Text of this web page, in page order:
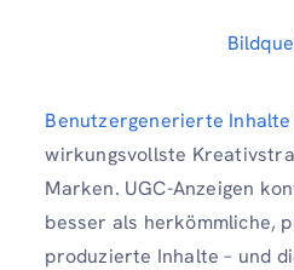
Benutzergenerierte Inhalte
wirkungsvollste
Marken. UGC-Anzeigen
besser als herkömmliche,
produzierte Inhalte – und